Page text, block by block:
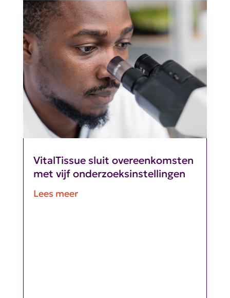
VitalTissue sluit overeenkomsten
met vijf onderzoeksinstellingen
Lees meer